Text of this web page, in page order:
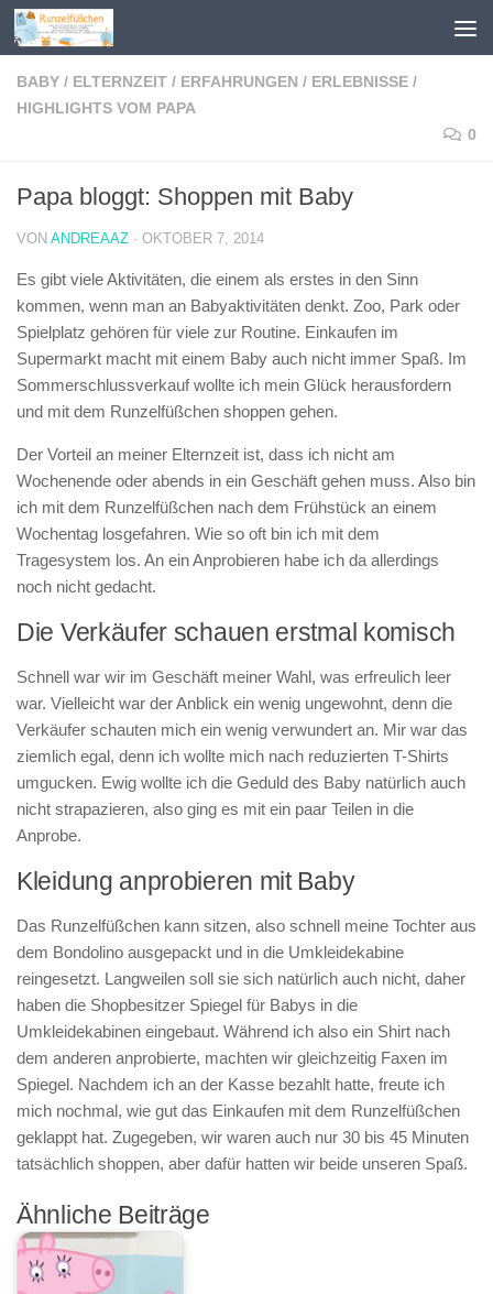
Zum Inhalt springen
BABY / ELTERNZEIT / ERFAHRUNGEN / ERLEBNISSE /
HIGHLIGHTS VOM PAPA
0
Papa bloggt: Shoppen mit Baby
VON ANDREAAZ · OKTOBER 7, 2014
Es gibt viele Aktivitäten, die einem als erstes in den Sinn
kommen, wenn man an Babyaktivitäten denkt. Zoo, Park oder
Spielplatz gehören für viele zur Routine. Einkaufen im
Supermarkt macht mit einem Baby auch nicht immer Spaß. Im
Sommerschlussverkauf wollte ich mein Glück herausfordern
und mit dem Runzelfüßchen shoppen gehen.
Der Vorteil an meiner Elternzeit ist, dass ich nicht am
Wochenende oder abends in ein Geschäft gehen muss. Also bin
ich mit dem Runzelfüßchen nach dem Frühstück an einem
Wochentag losgefahren. Wie so oft bin ich mit dem
Tragesystem los. An ein Anprobieren habe ich da allerdings
noch nicht gedacht.
Die Verkäufer schauen erstmal komisch
Schnell war wir im Geschäft meiner Wahl, was erfreulich leer
war. Vielleicht war der Anblick ein wenig ungewohnt, denn die
Verkäufer schauten mich ein wenig verwundert an. Mir war das
ziemlich egal, denn ich wollte mich nach reduzierten T-Shirts
umgucken. Ewig wollte ich die Geduld des Baby natürlich auch
nicht strapazieren, also ging es mit ein paar Teilen in die
Anprobe.
Kleidung anprobieren mit Baby
Das Runzelfüßchen kann sitzen, also schnell meine Tochter aus
dem Bondolino ausgepackt und in die Umkleidekabine
reingesetzt. Langweilen soll sie sich natürlich auch nicht, daher
haben die Shopbesitzer Spiegel für Babys in die
Umkleidekabinen eingebaut. Während ich also ein Shirt nach
dem anderen anprobierte, machten wir gleichzeitig Faxen im
Spiegel. Nachdem ich an der Kasse bezahlt hatte, freute ich
mich nochmal, wie gut das Einkaufen mit dem Runzelfüßchen
geklappt hat. Zugegeben, wir waren auch nur 30 bis 45 Minuten
tatsächlich shoppen, aber dafür hatten wir beide unseren Spaß.
Ähnliche Beiträge